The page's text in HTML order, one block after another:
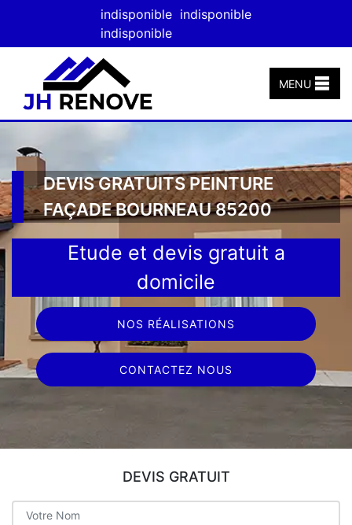
indisponible indisponible
indisponible
MENU
DEVIS GRATUITS PEINTURE
FAÇADE BOURNEAU 85200
Etude et devis gratuit a
domicile
NOS RÉALISATIONS
CONTACTEZ NOUS
DEVIS GRATUIT